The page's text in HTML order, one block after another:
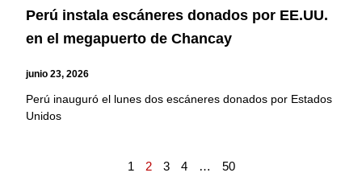
Perú instala escáneres donados por EE.UU.
en el megapuerto de Chancay
junio 23, 2026
Perú inauguró el lunes dos escáneres donados por Estados
Unidos
1 2 3 4 … 50